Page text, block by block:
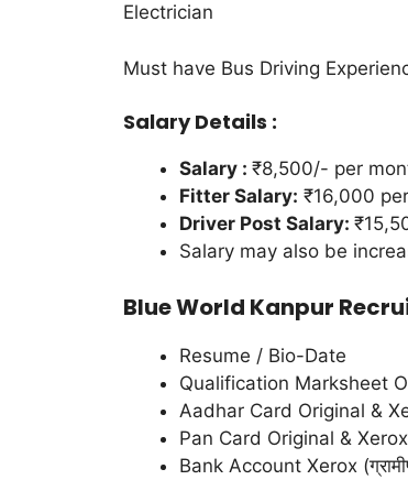
Electrician
Must have Bus Driving
Salary Details :
Salary : ₹8,500/- per
Fitter Salary: ₹16,000
Driver Post Salary:
Salary may also be
Blue World Kanpur
Resume / Bio-Date
Qualification Marksheet
Aadhar Card Original &
Pan Card Original & Xerox
Bank Account Xerox